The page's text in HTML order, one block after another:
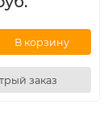
В корзину
заказ